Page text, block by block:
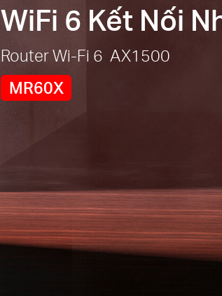
WiFi 6 Kết Nối
Router Wi-Fi 6 AX1500
MR60X